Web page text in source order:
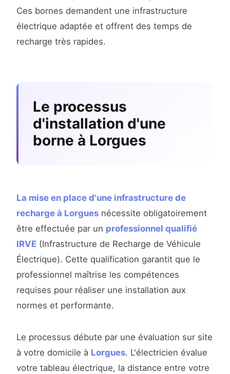
Ces bornes demandent une infrastructure
électrique adaptée et offrent des temps de
recharge très rapides.
Le processus
d'installation d'une
borne à Lorgues
La mise en place d'une infrastructure de
recharge à Lorgues nécessite obligatoirement
être effectuée par un professionnel qualifié
IRVE (Infrastructure de Recharge de Véhicule
Électrique). Cette qualification garantit que le
professionnel maîtrise les compétences
requises pour réaliser une installation aux
normes et performante.
Le processus débute par une évaluation sur site
à votre domicile à Lorgues. L'électricien évalue
votre tableau électrique, la distance entre votre